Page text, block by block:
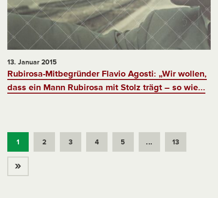
13. Januar 2015
Rubirosa-Mitbegründer Flavio Agosti: „Wir wollen,
dass ein Mann Rubirosa mit Stolz trägt – so wie...
1 2 3 4 5 ... 13
»